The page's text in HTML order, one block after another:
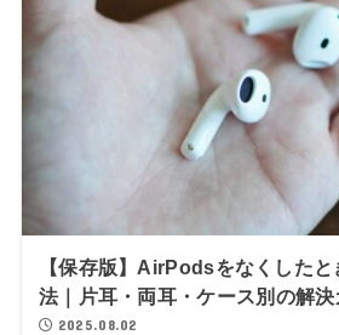
【保存版】AirPodsをなくした
法｜片耳・両耳・ケース別の解決
2025.08.02